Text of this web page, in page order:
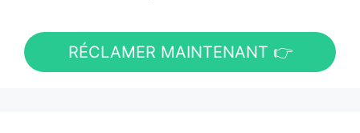
RÉCLAMER MAINTENANT 👉